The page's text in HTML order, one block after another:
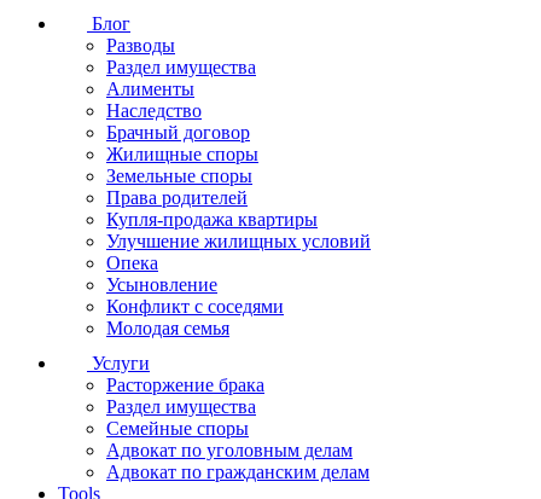
Блог
Разводы
Раздел имущества
Алименты
Наследство
Брачный договор
Жилищные споры
Земельные споры
Права родителей
Купля-продажа квартиры
Улучшение жилищных условий
Опека
Усыновление
Конфликт с соседями
Молодая семья
Услуги
Расторжение брака
Раздел имущества
Семейные споры
Адвокат по уголовным делам
Адвокат по гражданским делам
Tools